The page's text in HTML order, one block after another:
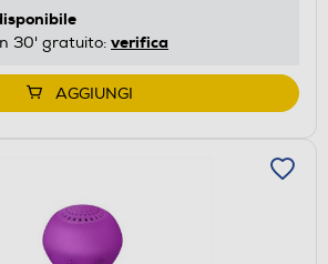
30' gratuito: verifica
AGGIUNGI